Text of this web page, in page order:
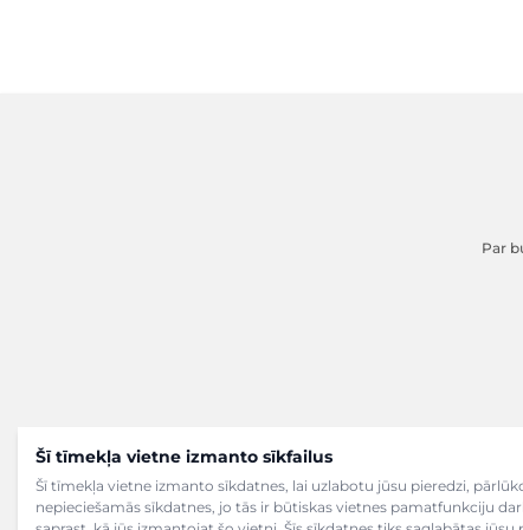
Šī tīmekļa vietne izmanto sīkfailus
Šī tīmekļa vietne izmanto sīkdatnes, lai uzlabotu jūsu pieredzi,
nepieciešamās sīkdatnes, jo tās ir būtiskas vietnes pamatfunkciju
Par